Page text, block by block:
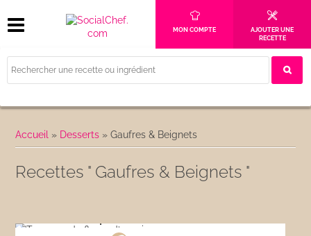
MON COMPTE
AJOUTER UNE
RECETTE
Accueil » Desserts »Gaufres & Beignets
Recettes " Gaufres & Beignets "